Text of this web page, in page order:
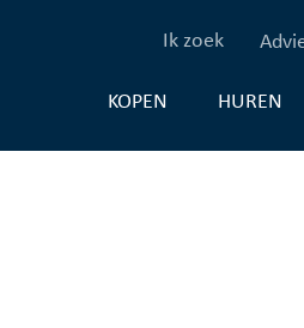
Ik zoek(Ik zoek)
KOPEN HUREN